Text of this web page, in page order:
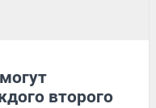
второго